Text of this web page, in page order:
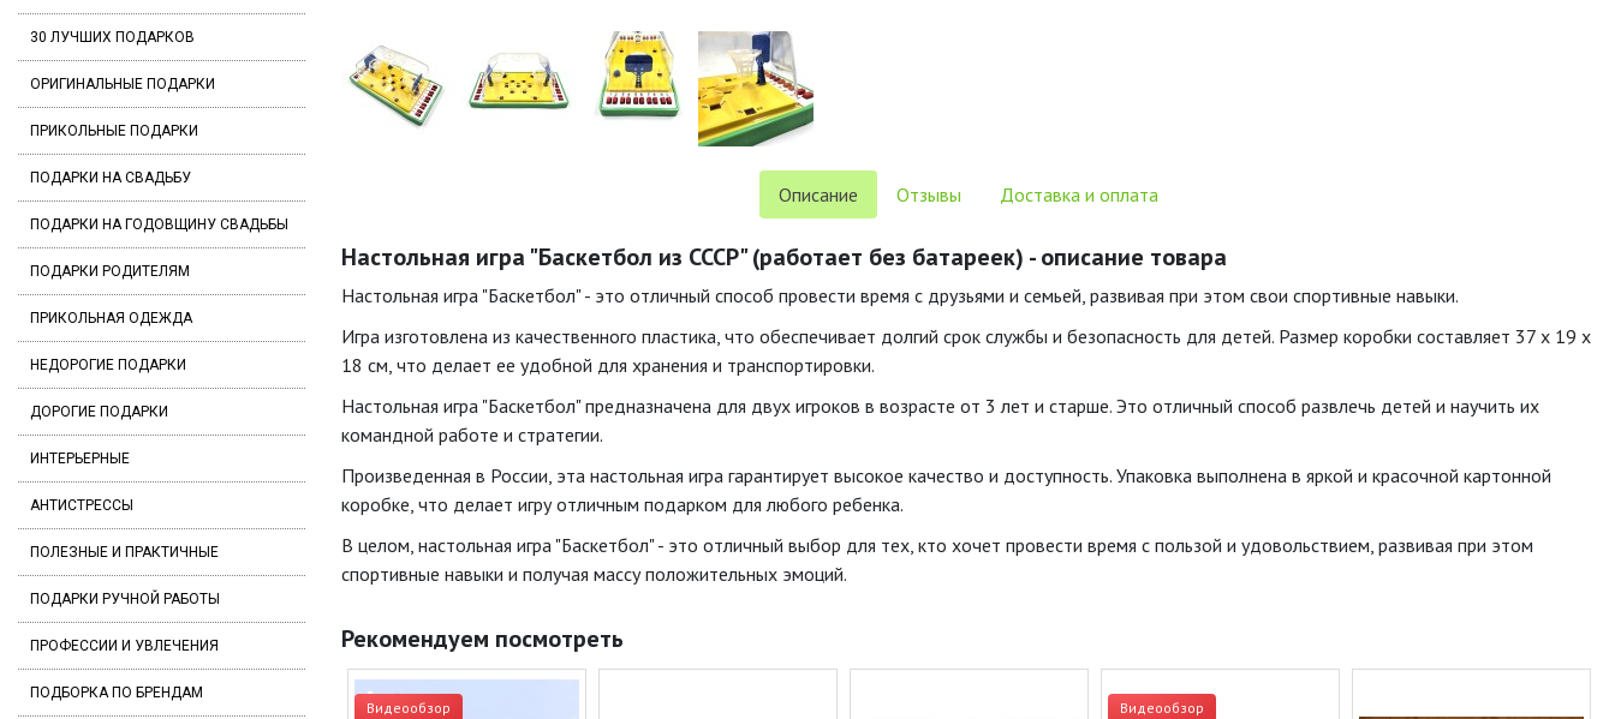
30 ЛУЧШИХ ПОДАРКОВ
ОРИГИНАЛЬНЫЕ ПОДАРКИ
ПРИКОЛЬНЫЕ ПОДАРКИ
ПОДАРКИ НА СВАДЬБУ
ПОДАРКИ НА ГОДОВЩИНУ СВАДЬБЫ
ПОДАРКИ РОДИТЕЛЯМ
ПРИКОЛЬНАЯ ОДЕЖДА
НЕДОРОГИЕ ПОДАРКИ
ДОРОГИЕ ПОДАРКИ
ИНТЕРЬЕРНЫЕ
АНТИСТРЕССЫ
ПОЛЕЗНЫЕ И ПРАКТИЧНЫЕ
ПОДАРКИ РУЧНОЙ РАБОТЫ
ПРОФЕССИИ И УВЛЕЧЕНИЯ
ПОДБОРКА ПО БРЕНДАМ
Описание Отзывы Доставка и оплата
Настольная игра "Баскетбол из СССР" (работает без батареек) - описание товара
Настольная игра "Баскетбол" - это отличный способ провести время с друзьями и семьей, развивая при этом свои спортивные навыки.
Игра изготовлена из качественного пластика, что обеспечивает долгий срок службы и безопасность для детей. Размер коробки составляет 37 х 19 х
18 см, что делает ее удобной для хранения и транспортировки.
Настольная игра "Баскетбол" предназначена для двух игроков в возрасте от 3 лет и старше. Это отличный способ развлечь детей и научить их
командной работе и стратегии.
Произведенная в России, эта настольная игра гарантирует высокое качество и доступность. Упаковка выполнена в яркой и красочной картонной
коробке, что делает игру отличным подарком для любого ребенка.
В целом, настольная игра "Баскетбол" - это отличный выбор для тех, кто хочет провести время с пользой и удовольствием, развивая при этом
спортивные навыки и получая массу положительных эмоций.
Рекомендуем посмотреть
Видеообзор Видеообзор